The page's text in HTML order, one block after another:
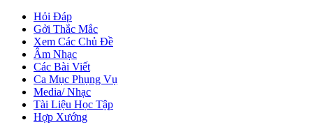
Hỏi Đáp
Gởi Thắc Mắc
Xem Các Chủ Đề
Âm Nhạc
Các Bài Viết
Ca Mục Phụng Vụ
Media/ Nhạc
Tài Liệu Học Tập
Hợp Xướng